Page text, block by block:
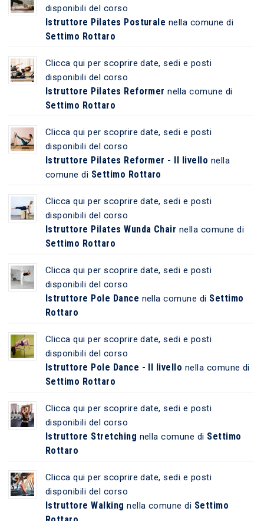
disponibili del corso
Istruttore Pilates Posturale nella comune di
Settimo Rottaro
Clicca qui per scoprire date, sedi e posti
disponibili del corso
Istruttore Pilates Reformer nella comune di
Settimo Rottaro
Clicca qui per scoprire date, sedi e posti
disponibili del corso
Istruttore Pilates Reformer - II livello nella
comune di Settimo Rottaro
Clicca qui per scoprire date, sedi e posti
disponibili del corso
Istruttore Pilates Wunda Chair nella comune di
Settimo Rottaro
Clicca qui per scoprire date, sedi e posti
disponibili del corso
Istruttore Pole Dance nella comune di Settimo
Rottaro
Clicca qui per scoprire date, sedi e posti
disponibili del corso
Istruttore Pole Dance - II livello nella comune di
Settimo Rottaro
Clicca qui per scoprire date, sedi e posti
disponibili del corso
Istruttore Stretching nella comune di Settimo
Rottaro
Clicca qui per scoprire date, sedi e posti
disponibili del corso
Istruttore Walking nella comune di Settimo